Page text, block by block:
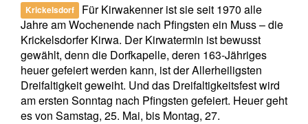
Krickelsdorf
Für Kirwakenner ist sie seit 1970 alle
Jahre am Wochenende nach Pfingsten ein Muss – die
Krickelsdorfer Kirwa. Der Kirwatermin ist bewusst
gewählt, denn die Dorfkapelle, deren 163-Jähriges
heuer gefeiert werden kann, ist der Allerheiligsten
Dreifaltigkeit geweiht. Und das Dreifaltigkeitsfest wird
am ersten Sonntag nach Pfingsten gefeiert. Heuer geht
es von Samstag, 25. Mai, bis Montag, 27.